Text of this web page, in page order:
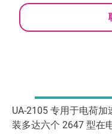
UA-2105 专用于电荷
装多达六个 2647 型在